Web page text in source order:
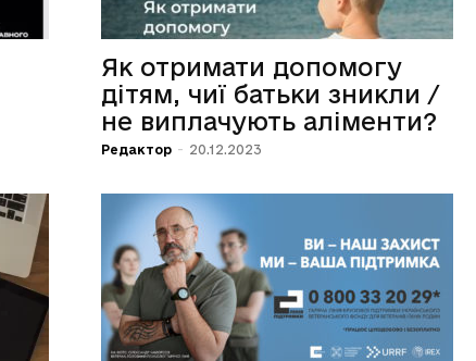
Як отримати допомогу
дітям, чиї батьки зникли /
не виплачують аліменти?
Редактор - 20.12.2023